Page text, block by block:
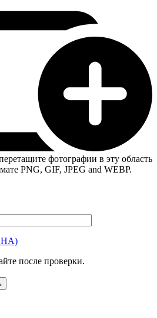
фотографии в эту область
PNG, GIF, JPEG and WEBP.
после проверки.